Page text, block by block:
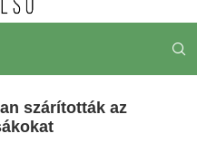
szárították az